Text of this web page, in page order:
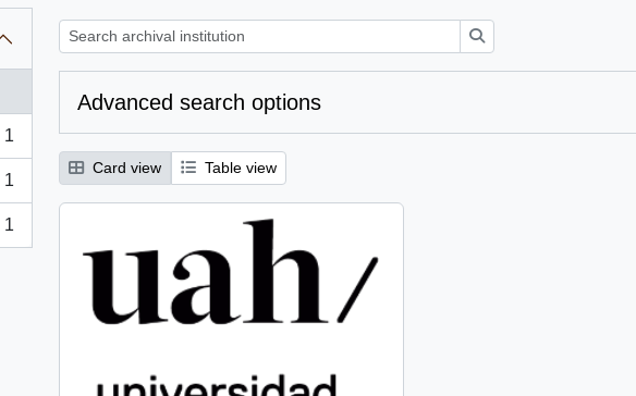
1
1
1
Advanced search options
Card view Table view